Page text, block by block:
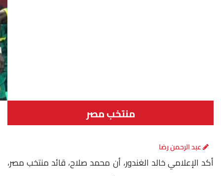
منتخب مصر
عبد الرحمن رضا
أكد الإعلامي خالد الغندور، أن محمد صلاح، قائد منتخب مصر،